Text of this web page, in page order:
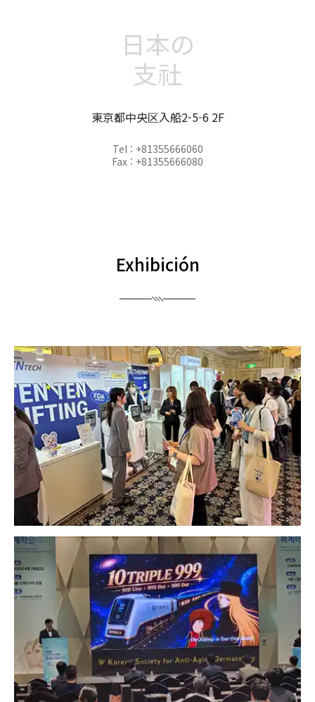
日本の
支社
東京都中央区入船2-5-6 2F
Tel : +81355666060
Fax : +81355666080
Exhibición